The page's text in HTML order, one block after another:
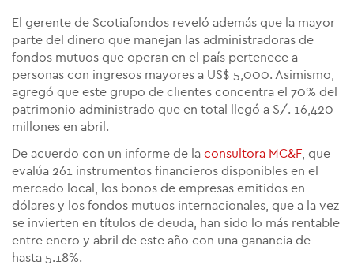
El gerente de Scotiafondos reveló además que la mayor
parte del dinero que manejan las administradoras de
fondos mutuos que operan en el país pertenece a
personas con ingresos mayores a US$ 5,000. Asimismo,
agregó que este grupo de clientes concentra el 70% del
patrimonio administrado que en total llegó a S/. 16,420
millones en abril.
De acuerdo con un informe de la consultora MC&F , que
evalúa 261 instrumentos financieros disponibles en el
mercado local, los bonos de empresas emitidos en
dólares y los fondos mutuos internacionales, que a la vez
se invierten en títulos de deuda, han sido lo más rentable
entre enero y abril de este año con una ganancia de
hasta 5.18%.